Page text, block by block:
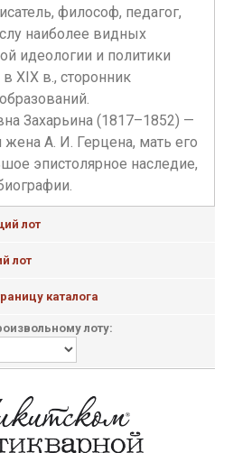
философ, педагог,
наиболее видных
идеологии и политики
XIX в., сторонник
Захарьина (1817–1852) —
А. И. Герцена, мать его
эпистолярное наследие,
лот
лот
каталога
лоту: